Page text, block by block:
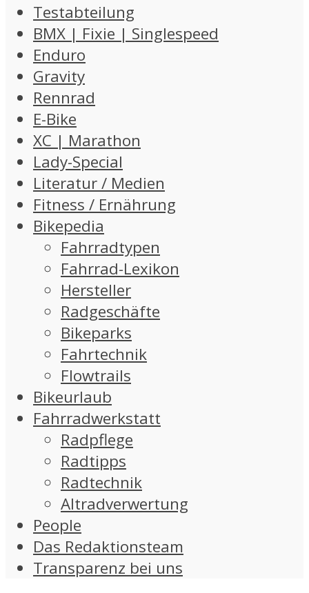
Testabteilung
BMX | Fixie | Singlespeed
Enduro
Gravity
Rennrad
E-Bike
XC | Marathon
Lady-Special
Literatur / Medien
Fitness / Ernährung
Bikepedia
Fahrradtypen
Fahrrad-Lexikon
Hersteller
Radgeschäfte
Bikeparks
Fahrtechnik
Flowtrails
Bikeurlaub
Fahrradwerkstatt
Radpflege
Radtipps
Radtechnik
Altradverwertung
People
Das Redaktionsteam
Transparenz bei uns